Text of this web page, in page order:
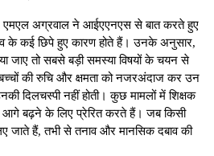
एमएल अग्रवाल ने आईएएनएस से बात करते हुए
के कई छिपे हुए कारण होते हैं। उनके अनुसार,
जाए तो सबसे बड़ी समस्या विषयों के चयन से
बच्चों की रुचि और क्षमता को नजरअंदाज कर उन
दिलचस्पी नहीं होती। कुछ मामलों में शिक्षक
आगे बढ़ने के लिए प्रेरित करते हैं। जब किसी
जाते हैं, तभी से तनाव और मानसिक दबाव की